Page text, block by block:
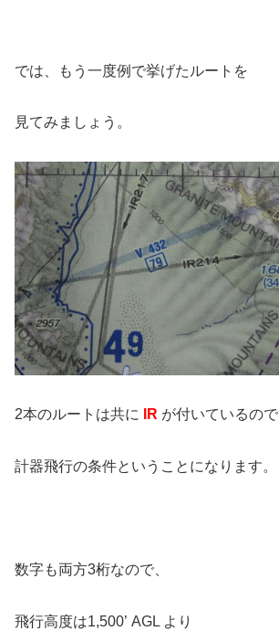
では、もう一度例で挙げたルートを
見てみましょう。
2本のルートは共に IR が付いているので
計器飛行の条件ということになります。
数字も両方3桁なので、
飛行高度は1,500’ AGL より